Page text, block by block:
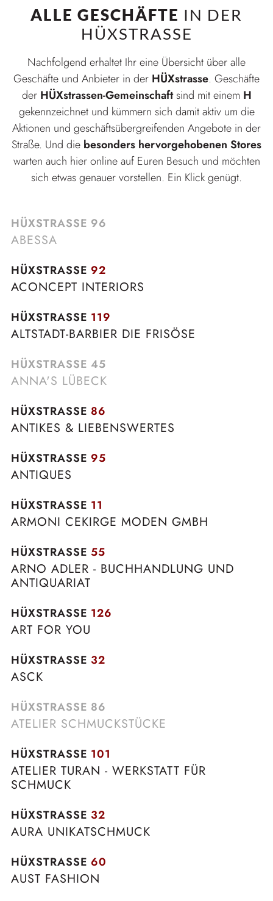
ALLE GESCHÄFTE IN DER
HÜXSTRASSE
Nachfolgend erhaltet Ihr eine Übersicht über alle
Geschäfte und Anbieter in der HÜXstrasse. Geschäfte
der HÜXstrassen-Gemeinschaftsind mit einem H
gekennzeichnet und kümmern sich damit aktiv um die
Aktionen und geschäftsübergreifenden Angebote in der
Straße. Und die besonders hervorgehobenen Stores
warten auch hier online auf Euren Besuch und möchten
sich etwas genauer vorstellen. Ein Klick genügt.
HÜXSTRASSE 96
ABESSA
HÜXSTRASSE 92
ACONCEPT INTERIORS
HÜXSTRASSE 119
ALTSTADT-BARBIER DIE FRISÖSE
HÜXSTRASSE 45
ANNA'S LÜBECK
HÜXSTRASSE 86
ANTIKES & LIEBENSWERTES
HÜXSTRASSE 95
ANTIQUES
HÜXSTRASSE 11
ARMONI CEKIRGE MODEN GMBH
HÜXSTRASSE 55
ARNO ADLER - BUCHHANDLUNG UND
ANTIQUARIAT
HÜXSTRASSE 126
ART FOR YOU
HÜXSTRASSE 32
ASCK
HÜXSTRASSE 86
ATELIER SCHMUCKSTÜCKE
HÜXSTRASSE 101
ATELIER TURAN - WERKSTATT FÜR
SCHMUCK
HÜXSTRASSE 32
AURA UNIKATSCHMUCK
HÜXSTRASSE 60
AUST FASHION